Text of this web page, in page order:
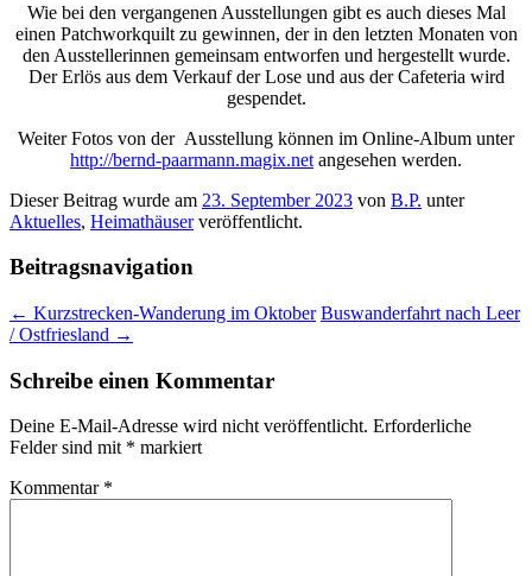
Wie bei den vergangenen Ausstellungen gibt es auch dieses Mal
einen Patchworkquilt zu gewinnen, der in den letzten Monaten von
den Ausstellerinnen gemeinsam entworfen und hergestellt wurde.
Der Erlös aus dem Verkauf der Lose und aus der Cafeteria wird
gespendet.
Weiter Fotos von der Ausstellung können im Online-Album unter
http://bernd-paarmann.magix.net angesehen werden.
Dieser Beitrag wurde am 23. September 2023 von B.P. unter
Aktuelles, Heimathäuserveröffentlicht.
Beitragsnavigation
← Kurzstrecken-Wanderung im Oktober Buswanderfahrt nach Leer
/ Ostfriesland →
Schreibe einen Kommentar
Deine E-Mail-Adresse wird nicht veröffentlicht. Erforderliche
Felder sind mit * markiert
Kommentar *